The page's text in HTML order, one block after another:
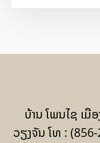
ບ້ານ ໂພນໄຊ ເມື
ວຽງຈັນ ໂທ :